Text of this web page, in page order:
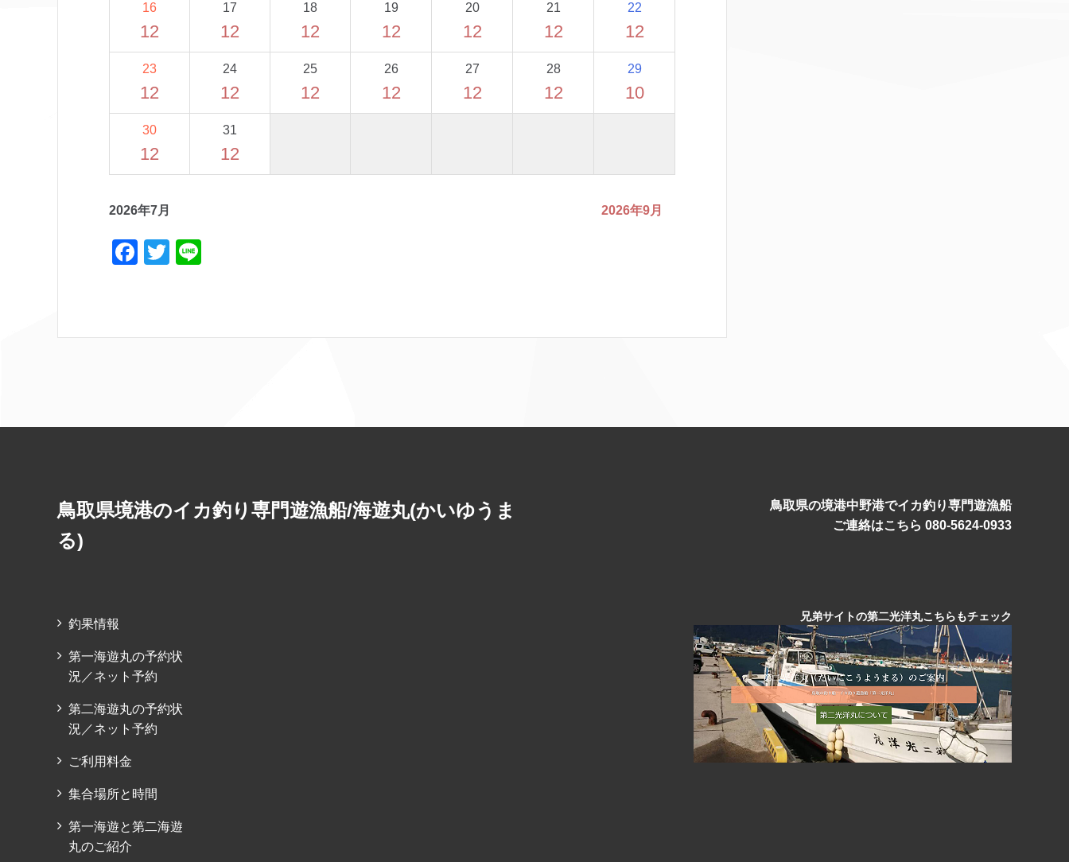
16
12
17
12
18
12
19
12
20
12
21
12
22
12
23
12
24
12
25
12
26
12
27
12
28
12
29
10
30
12
31
12
2026年7月 2026年9月
F
k
T
鳥取県境港のイカ釣り専門遊漁船/海遊丸(かいゆうま
る)
鳥取県の境港中野港でイカ釣り専門遊漁船
ご連絡はこちら 080-5624-0933
釣果情報
第一海遊丸の予約状
況／ネット予約
第二海遊丸の予約状
況／ネット予約
ご利用料金
集合場所と時間
第一海遊と第二海遊
丸のご紹介
兄弟サイトの第二光洋丸こちらもチェック